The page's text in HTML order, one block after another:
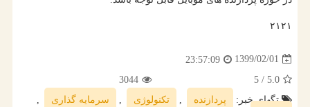
۲۱۲۱
1399/02/01
23:57:09
5.0
/ 5
3044
تگهای خبر:
پردازنده , تكنولوژی , سرمایه گذاری
,